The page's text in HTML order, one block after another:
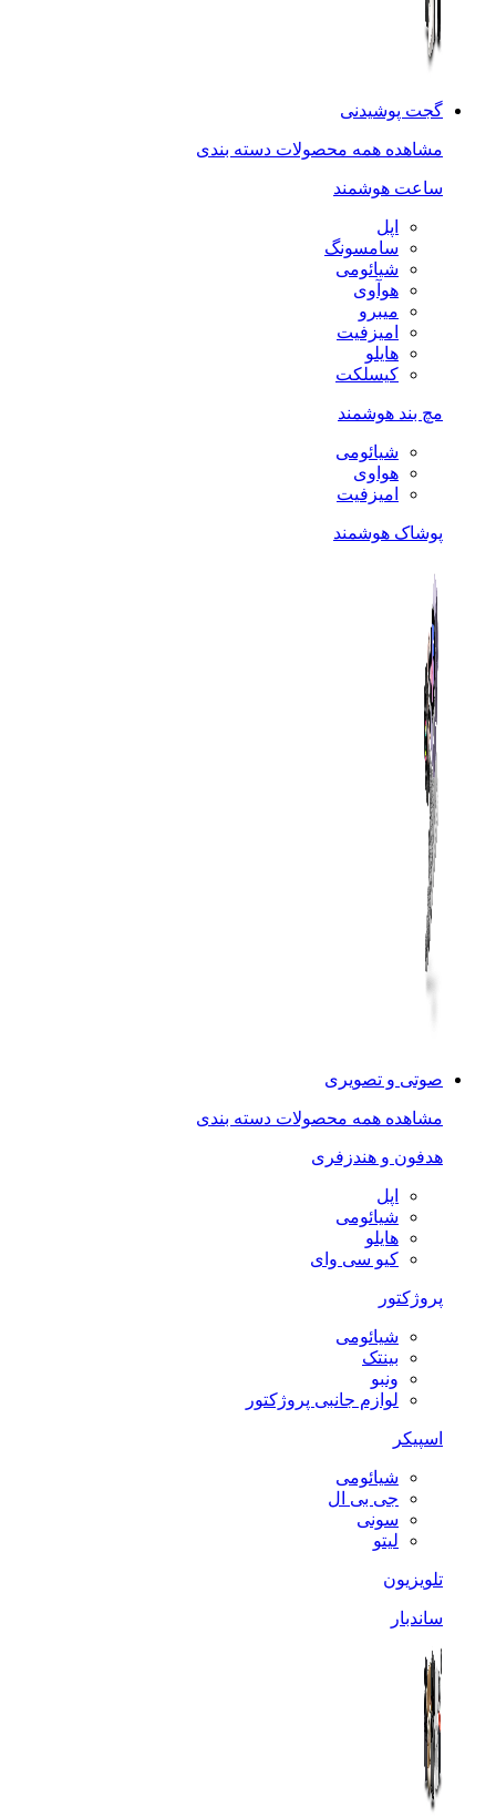
گجت پوشیدنی
مشاهده همه محصولات دسته بندی
ساعت هوشمند
اپل
سامسونگ
شیائومی
هوآوی
میبرو
امیزفیت
هایلو
کیسلکت
مچ بند هوشمند
شیائومی
هواوی
امیزفیت
پوشاک هوشمند
صوتی و تصویری
مشاهده همه محصولات دسته بندی
هدفون و هندزفری
اپل
شیائومی
هایلو
کیو سی وای
پروژکتور
شیائومی
بینتک
ونبو
لوازم جانبی پروژکتور
اسپیکر
شیائومی
جی بی ال
سونی
لیتو
تلویزیون
ساندبار